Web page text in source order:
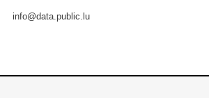
info@data.public.lu